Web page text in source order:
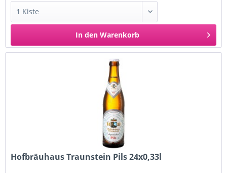
In den Warenkorb
Hofbräuhaus Traunstein Pils 24x0,33l